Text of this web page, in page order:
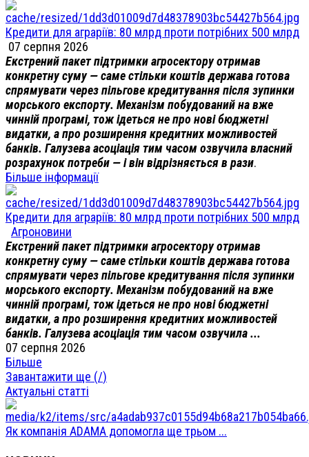
Кредити для аграріїв: 80 млрд проти потрібних 500 млрд
07 серпня 2026
Екстрений пакет підтримки агросектору отримав
конкретну суму — саме стільки коштів держава готова
спрямувати через пільгове кредитування після зупинки
морського експорту. Механізм побудований на вже
чинній програмі, тож ідеться не про нові бюджетні
видатки, а про розширення кредитних можливостей
банків. Галузева асоціація тим часом озвучила власний
розрахунок потреби — і він відрізняється в рази.
Більше інформації
Кредити для аграріїв: 80 млрд проти потрібних 500 млрд
Агроновини
Екстрений пакет підтримки агросектору отримав
конкретну суму — саме стільки коштів держава готова
спрямувати через пільгове кредитування після зупинки
морського експорту. Механізм побудований на вже
чинній програмі, тож ідеться не про нові бюджетні
видатки, а про розширення кредитних можливостей
банків. Галузева асоціація тим часом озвучила ...
07 серпня 2026
Більше
Завантажити ще (/)
Актуальні статті
Як компанія ADAMA допомогла ще трьом ...